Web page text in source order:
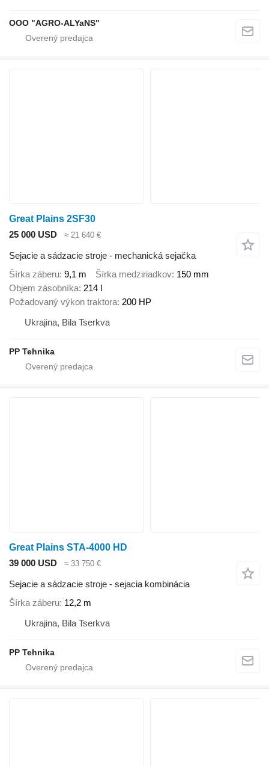
OOO "AGRO-ALYaNS"
Great Plains 2SF30
25 000 USD
≈ 21 640 €
Sejacie a sádzacie stroje - mechanická sejačka
Šírka záberu 9,1 m Šírka medziriadkov 150 mm
Objem zásobníka 214 l
Požadovaný výkon traktora 200 HP
Ukrajina, Bila Tserkva
PP Tehnika
Great Plains STA-4000 HD
39 000 USD
≈ 33 750 €
Sejacie a sádzacie stroje - sejacia kombinácia
Šírka záberu 12,2 m
Ukrajina, Bila Tserkva
PP Tehnika